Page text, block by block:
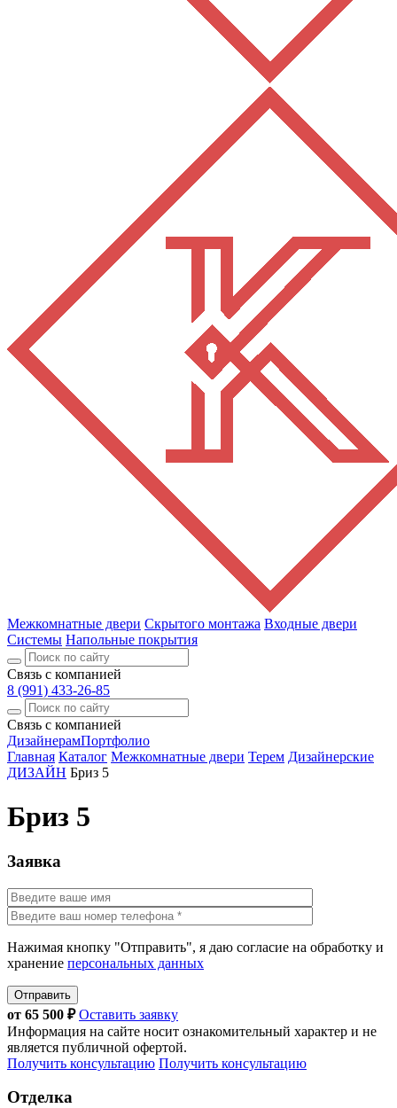
Межкомнатные двери Скрытого монтажа Входные двери
Системы Напольные покрытия
Связь с компанией
8 (991) 433-26-85
Связь с компанией
ДизайнерамПортфолио
Главная Каталог Межкомнатные двери Терем Дизайнерские
ДИЗАЙН Бриз 5
Бриз 5
Заявка
Нажимая кнопку "Отправить", я даю согласие на обработку и
хранение персональных данных
Отправить
от 65 500 ₽Оставить заявку
Информация на сайте носит ознакомительный характер и не
является публичной офертой.
Получить консультацию Получить консультацию
Отделка